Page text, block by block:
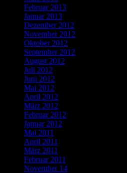
Februar 2013
Januar 2013
Dezember 2012
November 2012
Oktober 2012
September 2012
August 2012
Juli 2012
Juni 2012
Mai 2012
April 2012
März 2012
Februar 2012
Januar 2012
Mai 2011
April 2011
März 2011
Februar 2011
November 14